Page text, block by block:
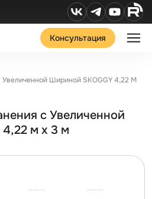
Консультация
Шириной SKOGGY 4,22 М
с Увеличенной
м х 3 м